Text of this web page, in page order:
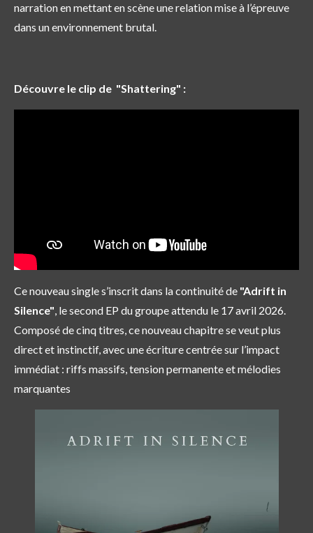
narration en mettant en scène une relation mise à l’épreuve
dans un environnement brutal.
Découvre le clip de "Shattering" :
Ce nouveau single s’inscrit dans la continuité de "Adrift in
Silence" , le second EP du groupe attendu le 17 avril 2026.
Composé de cinq titres, ce nouveau chapitre se veut plus
direct et instinctif, avec une écriture centrée sur l’impact
immédiat : riffs massifs, tension permanente et mélodies
marquantes